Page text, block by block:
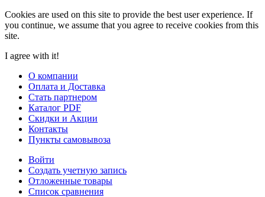
Cookies are used on this site to provide the best user experience. If
you continue, we assume that you agree to receive cookies from this
site.
I agree with it!
О компании
Оплата и Доставка
Стать партнером
Каталог PDF
Скидки и Акции
Контакты
Пункты самовывоза
Войти
Создать учетную запись
Отложенные товары
Список сравнения